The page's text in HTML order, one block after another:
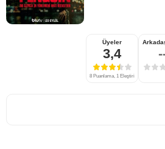
Üyeler
3,4
8 Puanlama, 1 Eleştiri